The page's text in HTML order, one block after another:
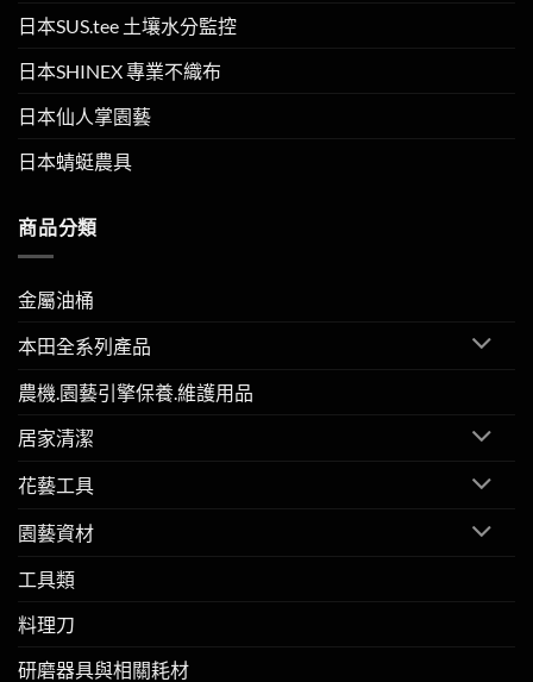
日本SUS.tee 土壤水分監控
日本SHINEX 專業不織布
日本仙人掌園藝
日本蜻蜓農具
商品分類
金屬油桶
本田全系列產品
農機.園藝引擎保養.維護用品
居家清潔
花藝工具
園藝資材
工具類
料理刀
研磨器具與相關耗材